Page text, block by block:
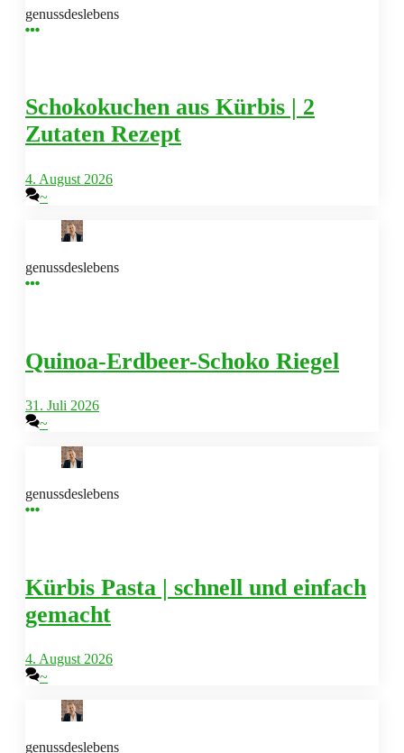
genussdeslebens
Schokokuchen aus Kürbis | 2
Zutaten Rezept
4. August 2026
~
genussdeslebens
Quinoa-Erdbeer-Schoko Riegel
31. Juli 2026
~
genussdeslebens
Kürbis Pasta | schnell und einfach
gemacht
4. August 2026
~
genussdeslebens